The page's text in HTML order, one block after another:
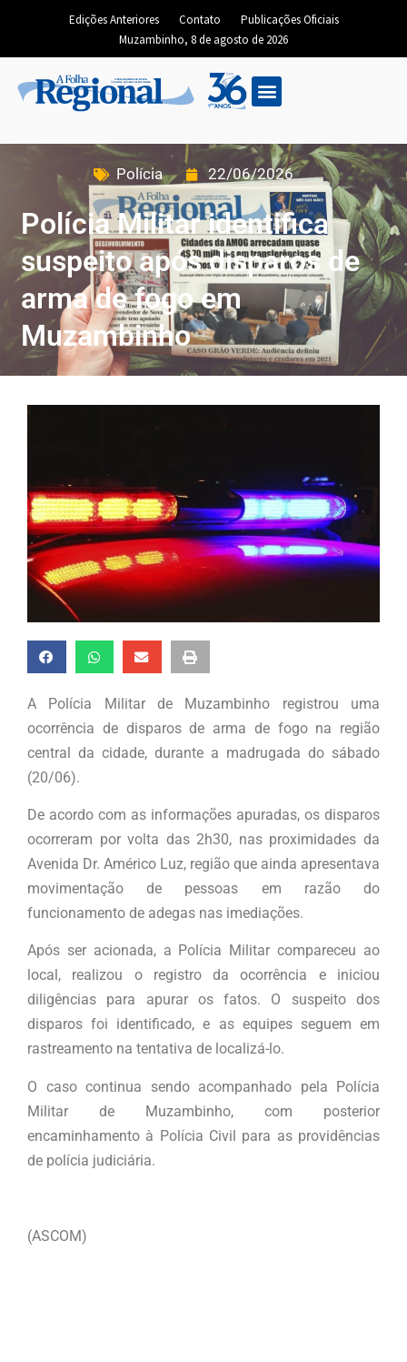
Edições Anteriores Contato
Publicações Oficiais
Muzambinho, 8 de agosto de 2026
Polícia 22/06/2026
Polícia Militar identifica
suspeito após disparos de
arma de fogo em
Muzambinho
A Polícia Militar de Muzambinho registrou uma
ocorrência de disparos de arma de fogo na região
central da cidade, durante a madrugada do sábado
(20/06).
De acordo com as informações apuradas, os disparos
ocorreram por volta das 2h30, nas proximidades da
Avenida Dr. Américo Luz, região que ainda apresentava
movimentação de pessoas em razão do
funcionamento de adegas nas imediações.
Após ser acionada, a Polícia Militar compareceu ao
local, realizou o registro da ocorrência e iniciou
diligências para apurar os fatos. O suspeito dos
disparos foi identificado, e as equipes seguem em
rastreamento na tentativa de localizá-lo.
O caso continua sendo acompanhado pela Polícia
Militar de Muzambinho, com posterior
encaminhamento à Polícia Civil para as providências
de polícia judiciária.
(ASCOM)